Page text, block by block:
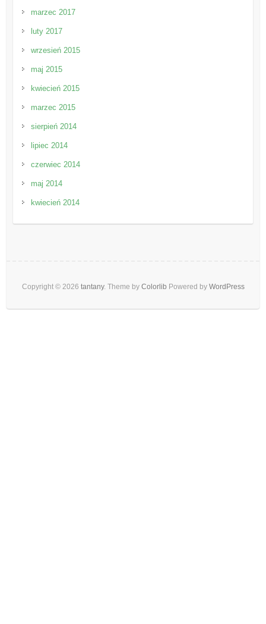
marzec 2017
luty 2017
wrzesień 2015
maj 2015
kwiecień 2015
marzec 2015
sierpień 2014
lipiec 2014
czerwiec 2014
maj 2014
kwiecień 2014
Copyright © 2026 tantany. Theme by Colorlib Powered by WordPress